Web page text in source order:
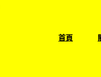
首頁